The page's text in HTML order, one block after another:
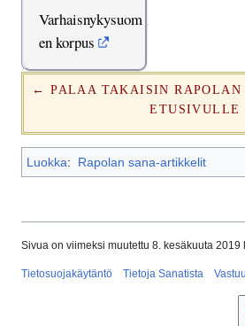
Varhaisnykysuom
en korpus
← PALAA TAKAISIN RAPOLAN
ETUSIVULLE
Luokka: Rapolan sana-artikkelit
Sivua on viimeksi muutettu 8. kesäkuuta 2019
Tietosuojakäytäntö Tietoja Sanatista